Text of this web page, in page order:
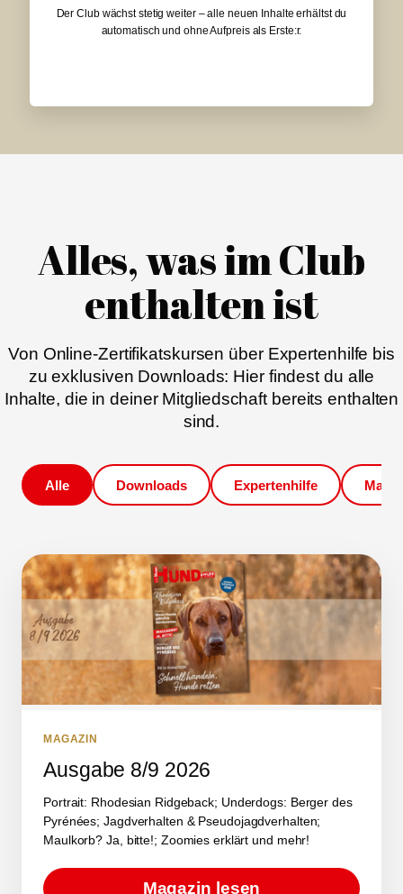
Der Club wächst stetig weiter – alle neuen Inhalte erhältst du
automatisch und ohne Aufpreis als Erste:r.
Alles, was im Club
enthalten ist
Von Online-Zertifikatskursen über Expertenhilfe bis
zu exklusiven Downloads: Hier findest du alle
Inhalte, die in deiner Mitgliedschaft bereits enthalten
sind.
Alle Downloads Expertenhilfe
MAGAZIN
Ausgabe 8/9 2026
Portrait: Rhodesian Ridgeback; Underdogs: Berger des
Pyrénées; Jagdverhalten & Pseudojagdverhalten;
Maulkorb? Ja, bitte!; Zoomies erklärt und mehr!
Magazin lesen